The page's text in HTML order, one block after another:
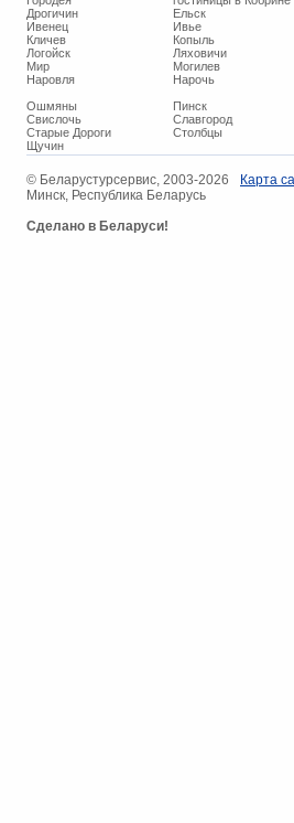
Дрогичин
Ельск
Ивенец
Ивье
Кличев
Копыль
Логойск
Ляховичи
Мир
Могилев
Наровля
Нарочь
Ошмяны
Пинск
Свислочь
Славгород
Старые Дороги
Столбцы
Щучин
© ​Беларустурсервис, 2003-2026
Минск, Республика Беларусь
Сделано в Беларуси!
Карта